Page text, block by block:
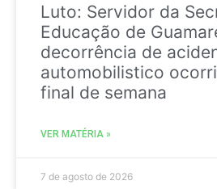
Luto: Servidor da
Educação de
decorrência de
automobilistico
final de semana
VER MATÉRIA »
7 de agosto de 2026